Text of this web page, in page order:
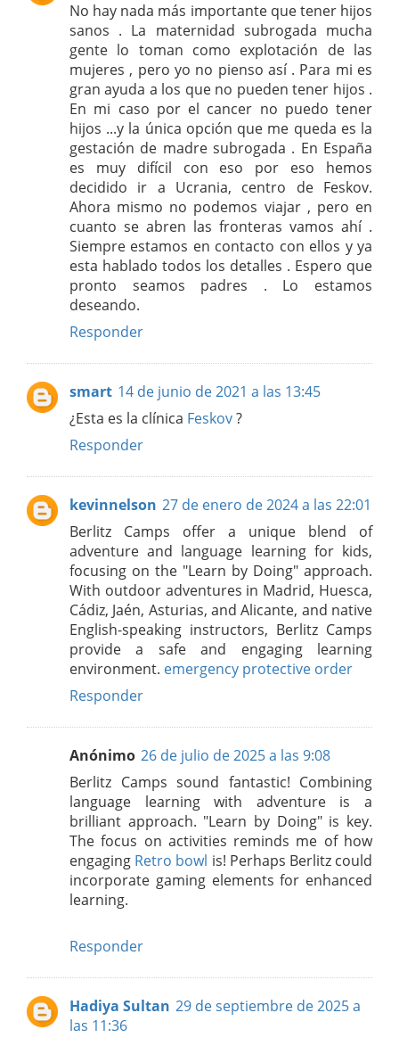
No hay nada más importante que tener hijos
sanos . La maternidad subrogada mucha
gente lo toman como explotación de las
mujeres , pero yo no pienso así . Para mi es
gran ayuda a los que no pueden tener hijos .
En mi caso por el cancer no puedo tener
hijos ...y la única opción que me queda es la
gestación de madre subrogada . En España
es muy difícil con eso por eso hemos
decidido ir a Ucrania, centro de Feskov.
Ahora mismo no podemos viajar , pero en
cuanto se abren las fronteras vamos ahí .
Siempre estamos en contacto con ellos y ya
esta hablado todos los detalles . Espero que
pronto seamos padres . Lo estamos
deseando.
Responder
smart 14 de junio de 2021 a las 13:45
¿Esta es la clínica Feskov?
Responder
kevinnelson 27 de enero de 2024 a las 22:01
Berlitz Camps offer a unique blend of
adventure and language learning for kids,
focusing on the "Learn by Doing" approach.
With outdoor adventures in Madrid, Huesca,
Cádiz, Jaén, Asturias, and Alicante, and native
English-speaking instructors, Berlitz Camps
provide a safe and engaging learning
environment. emergency protective order
Responder
Anónimo 26 de julio de 2025 a las 9:08
Berlitz Camps sound fantastic! Combining
language learning with adventure is a
brilliant approach. "Learn by Doing" is key.
The focus on activities reminds me of how
engaging Retro bowl is! Perhaps Berlitz could
incorporate gaming elements for enhanced
learning.
Responder
Hadiya Sultan 29 de septiembre de 2025 a
las 11:36